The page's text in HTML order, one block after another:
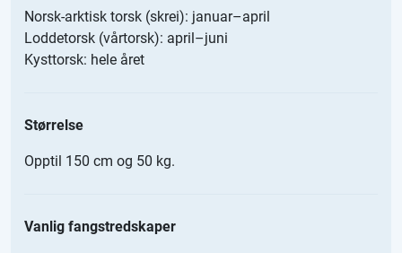
Norsk-arktisk torsk (skrei): januar–april
Loddetorsk (vårtorsk): april–juni
Kysttorsk: hele året
Størrelse
Opptil 150 cm og 50 kg.
Vanlig fangstredskaper